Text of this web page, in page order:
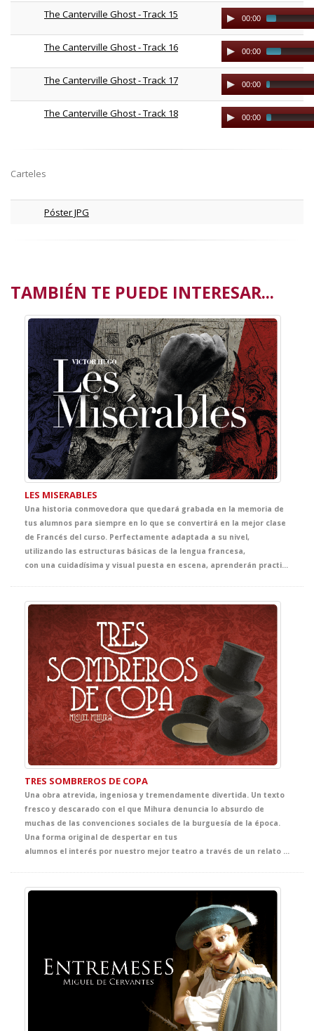
The Canterville Ghost - Track 15
Audio
Player
00:00
The Canterville Ghost - Track 16
Audio
Player
00:00
The Canterville Ghost - Track 17
Audio
Player
00:00
The Canterville Ghost - Track 18
Audio
Player
00:00
Carteles
Póster JPG
TAMBIÉN TE PUEDE INTERESAR...
LES MISERABLES
Una historia conmovedora que quedará grabada en la memoria de
tus alumnos para siempre en lo que se convertirá en la mejor clase
de Francés del curso. Perfectamente adaptada a su nivel,
utilizando las estructuras básicas de la lengua francesa,
TRES SOMBREROS DE COPA
Una obra atrevida, ingeniosa y tremendamente divertida. Un texto
fresco y descarado con el que Mihura denuncia lo absurdo de
muchas de las convenciones sociales de la burguesía de la época.
Una forma original de despertar en tus